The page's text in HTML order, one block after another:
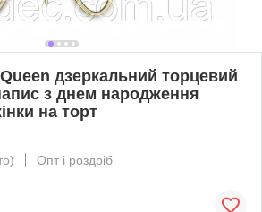
дзеркальний торцевий
з днем народження
на торт
Опт і роздріб